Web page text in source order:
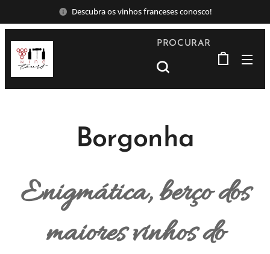
Descubra os vinhos franceses conosco!
PROCURAR
Borgonha
Enigmática, berço dos
maiores vinhos do